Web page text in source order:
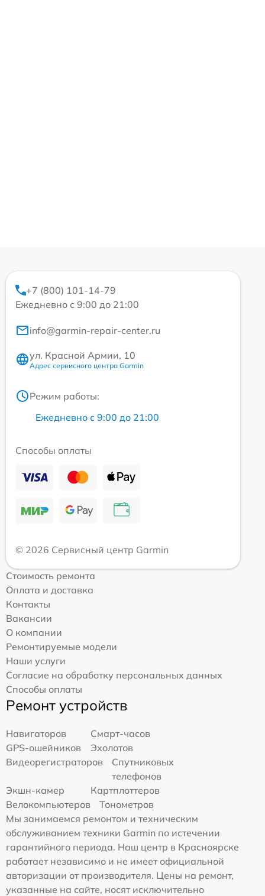
+7 (800) 101-14-79
Ежедневно с 9:00 до 21:00
info@garmin-repair-center.ru
ул. Красной Армии, 10
Адрес сервисного центра Garmin
Режим работы:
Ежедневно с 9:00 до 21:00
Способы оплаты
© 2026 Сервисный центр Garmin
Стоимость ремонта
Оплата и доставка
Контакты
Вакансии
О компании
Ремонтируемые модели
Наши услуги
Согласие на обработку персональных данных
Способы оплаты
Ремонт устройств
Навигаторов
Смарт-часов
GPS-ошейников
Эхолотов
Видеорегистраторов
Спутниковых
телефонов
Экшн-камер
Картплоттеров
Велокомпьютеров
Тонометров
Мы занимаемся ремонтом и техническим
обслуживанием техники Garmin по истечении
гарантийного периода. Наш центр в Красноярске
работает независимо и не имеет официальной
авторизации от производителя. Цены на ремонт,
указанные на сайте, носят исключительно